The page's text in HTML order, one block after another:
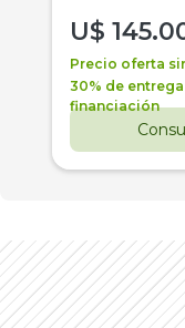
U$
Precio oferta
30% de entrega
financiación